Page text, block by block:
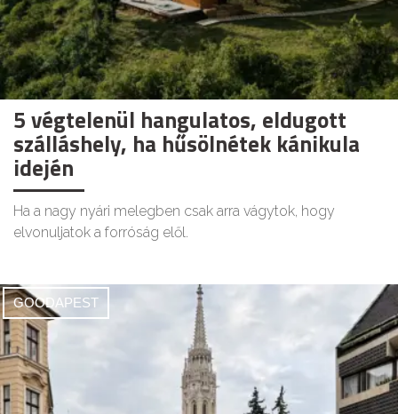
5 végtelenül hangulatos, eldugott
szálláshely, ha hűsölnétek kánikula
idején
Ha a nagy nyári melegben csak arra vágytok, hogy
elvonuljatok a forróság elől.
GOODAPEST